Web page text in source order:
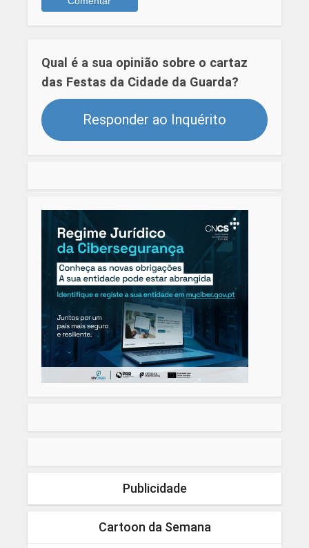
Qual é a sua opinião sobre o cartaz
das Festas da Cidade da Guarda?
Responder ao Inquérito
Publicidade
Cartoon da Semana